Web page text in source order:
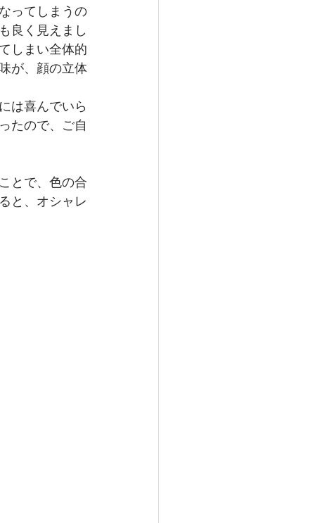
ってしまうの
良く見えまし
しまい全体的
が、顔の立体
は喜んでいら
たので、ご自
とで、色の合
と、オシャレ